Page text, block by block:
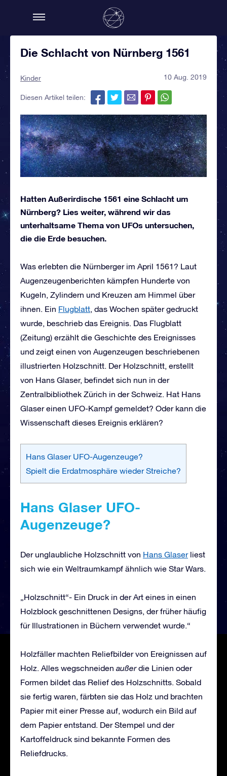
Die Schlacht von Nürnberg 1561
Kinder 10 Aug. 2019
Diesen Artikel teilen:
Hatten Außerirdische 1561 eine Schlacht um
Nürnberg? Lies weiter, während wir das
unterhaltsame Thema von UFOs untersuchen,
die die Erde besuchen.
Was erlebten die Nürnberger im April 1561? Laut
Augenzeugenberichten kämpfen Hunderte von
Kugeln, Zylindern und Kreuzen am Himmel über
ihnen. Ein Flugblatt, das Wochen später gedruckt
wurde, beschrieb das Ereignis. Das Flugblatt
(Zeitung) erzählt die Geschichte des Ereignisses
und zeigt einen von Augenzeugen beschriebenen
illustrierten Holzschnitt. Der Holzschnitt, erstellt
von Hans Glaser, befindet sich nun in der
Zentralbibliothek Zürich in der Schweiz. Hat Hans
Glaser einen UFO-Kampf gemeldet? Oder kann die
Wissenschaft dieses Ereignis erklären?
Hans Glaser UFO-Augenzeuge?
Spielt die Erdatmosphäre wieder Streiche?
Hans Glaser UFO-
Augenzeuge?
Der unglaubliche Holzschnitt von Hans Glaserliest
sich wie ein Weltraumkampf ähnlich wie Star Wars.
„Holzschnitt“- Ein Druck in der Art eines in einen
Holzblock geschnittenen Designs, der früher häufig
für Illustrationen in Büchern verwendet wurde.“
Holzfäller machten Reliefbilder von Ereignissen auf
Holz. Alles wegschneiden außerdie Linien oder
Formen bildet das Relief des Holzschnitts. Sobald
sie fertig waren, färbten sie das Holz und brachten
Papier mit einer Presse auf, wodurch ein Bild auf
dem Papier entstand. Der Stempel und der
Kartoffeldruck sind bekannte Formen des
Reliefdrucks.